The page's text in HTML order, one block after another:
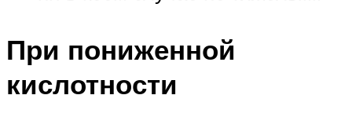
При пониженной
кислотности